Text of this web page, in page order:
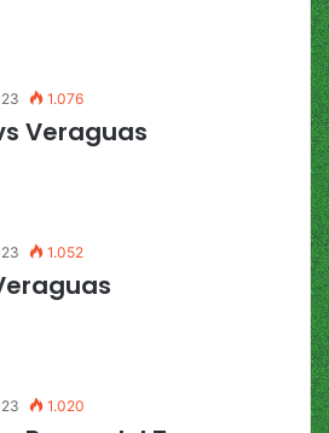
1.076
Veraguas
1.052
1.020